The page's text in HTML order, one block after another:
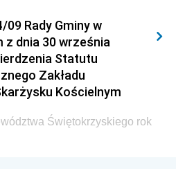
Spraw Wewnętrznych i
Transportu
Budownictwa
Nauki i Szkolnictwa
09 Rady Gminy w
z dnia 30 września
Statutu
Zakładu
Kościelnym
Świętokrzyskiego rok